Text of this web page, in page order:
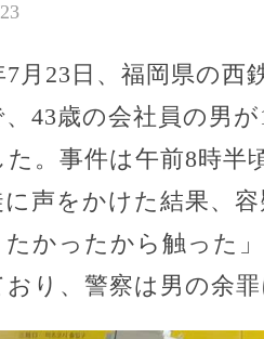
7月23日、福岡県の西
43歳の会社員の男
た。事件は午前8時半
声をかけた結果、
たかったから触った
り、警察は男の余